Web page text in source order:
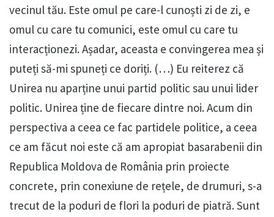
vecinul tău. Este omul pe care-l cunoști zi de zi, e
omul cu care tu comunici, este omul cu care tu
interacționezi. Așadar, aceasta e convingerea mea și
puteți să-mi spuneți ce doriți. (…) Eu reiterez că
Unirea nu aparține unui partid politic sau unui lider
politic. Unirea ține de fiecare dintre noi. Acum din
perspectiva a ceea ce fac partidele politice, a ceea
ce am făcut noi este că am apropiat basarabenii din
Republica Moldova de România prin proiecte
concrete, prin conexiune de rețele, de drumuri, s-a
trecut de la poduri de flori la poduri de piatră. Sunt